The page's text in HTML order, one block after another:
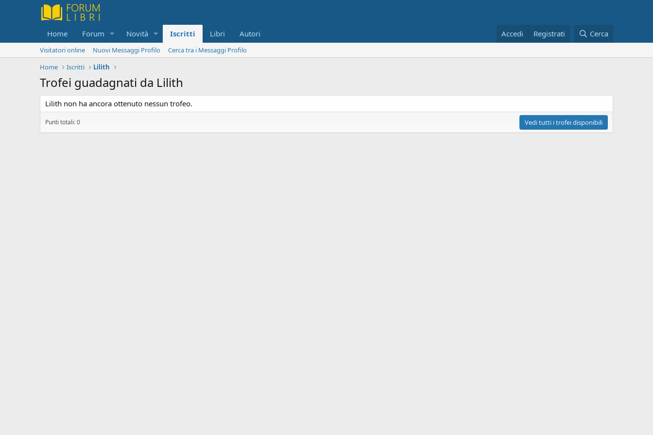
Home Forum Novità Iscritti Libri Autori Accedi Registrati Cerca
Visitatori online Nuovi Messaggi Profilo
Cerca tra i Messaggi Profilo
Home
Iscritti Lilith
Trofei guadagnati da Lilith
Lilith non ha ancora ottenuto nessun trofeo.
Punti totali: 0 Vedi tutti i trofei disponibili